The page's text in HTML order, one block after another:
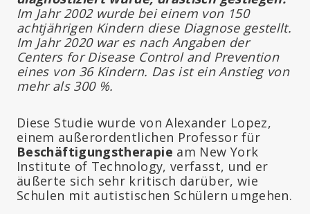
Im Jahr 2002 wurde bei einem von 150
achtjährigen Kindern diese Diagnose gestellt.
Im Jahr 2020 war es nach Angaben der
Centers for Disease Control and Prevention
eines von 36 Kindern. Das ist ein Anstieg von
mehr als 300 %.
Diese Studie wurde von Alexander Lopez,
einem außerordentlichen Professor für
Beschäftigungstherapie am New York
Institute of Technology, verfasst, und er
äußerte sich sehr kritisch darüber, wie
Schulen mit autistischen Schülern umgehen.